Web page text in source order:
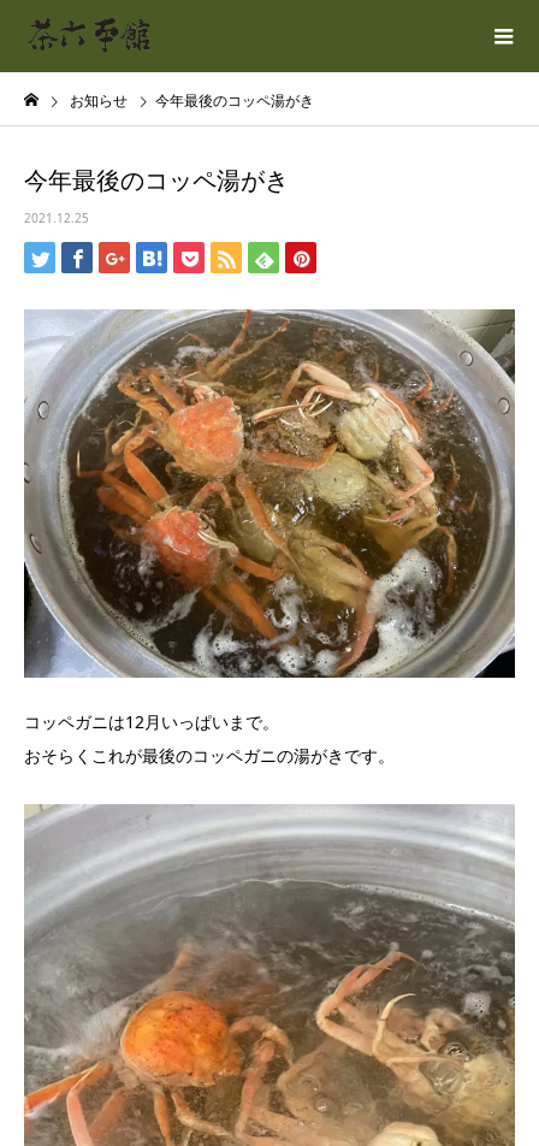
お知らせ 今年最後のコッペ湯がき
今年最後のコッペ湯がき
2021.12.25
コッペガニは12月いっぱいまで。
おそらくこれが最後のコッペガニの湯がきです。
動
画
プ
ヤ